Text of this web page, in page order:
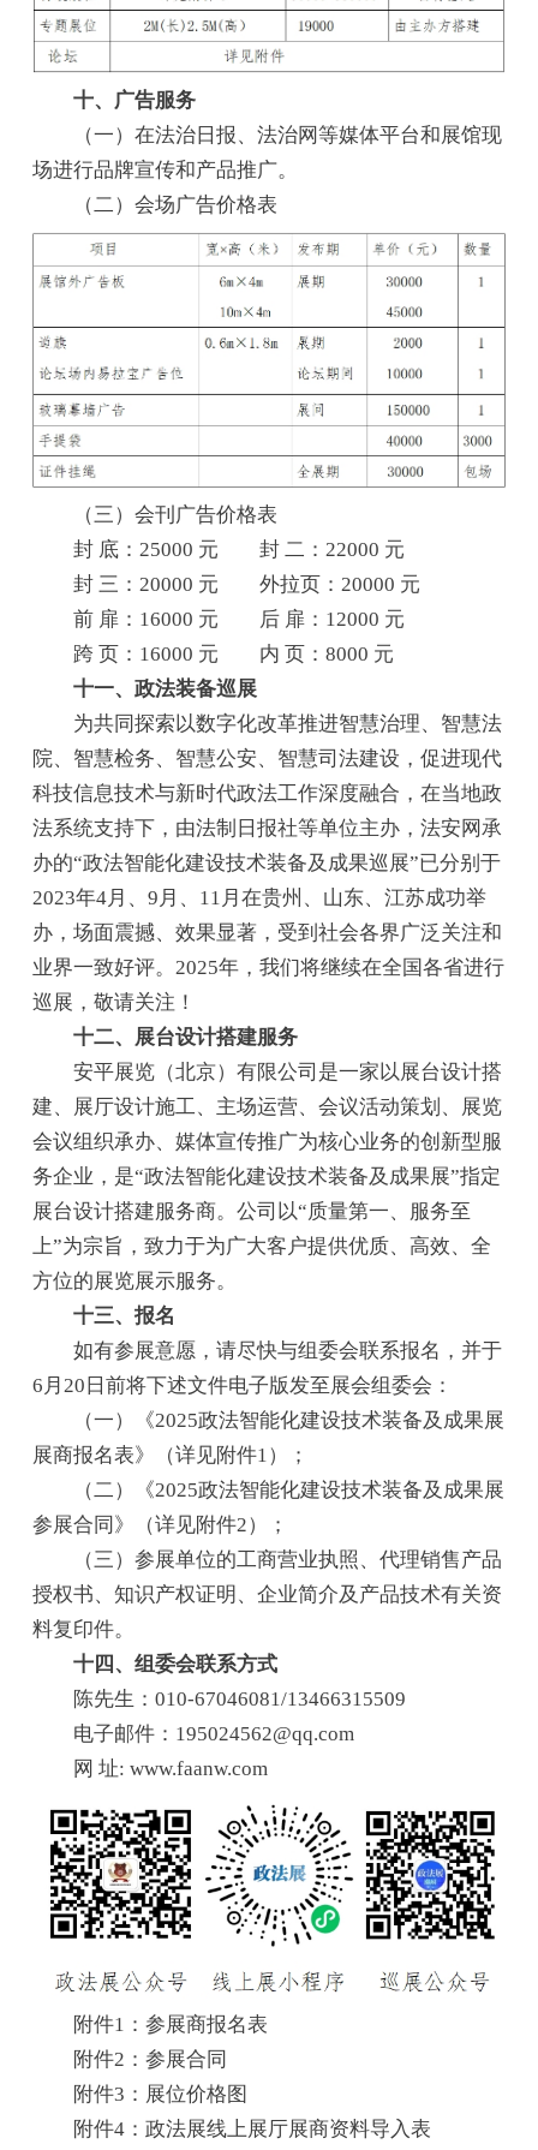
十、广告服务
（一）在法治日报、法治网等媒体平台和展馆现
场进行品牌宣传和产品推广。
（二）会场广告价格表
（三）会刊广告价格表
封 底：25000 元 封 二：22000 元
封 三：20000 元 外拉页：20000 元
前 扉：16000 元 后 扉：12000 元
跨 页：16000 元 内 页：8000 元
十一、政法装备巡展
为共同探索以数字化改革推进智慧治理、智慧法
院、智慧检务、智慧公安、智慧司法建设，促进现代
科技信息技术与新时代政法工作深度融合，在当地政
法系统支持下，由法制日报社等单位主办，法安网承
办的“政法智能化建设技术装备及成果巡展”已分别于
2023年4月、9月、11月在贵州、山东、江苏成功举
办，场面震撼、效果显著，受到社会各界广泛关注和
业界一致好评。2025年，我们将继续在全国各省进行
巡展，敬请关注！
十二、展台设计搭建服务
安平展览（北京）有限公司是一家以展台设计搭
建、展厅设计施工、主场运营、会议活动策划、展览
会议组织承办、媒体宣传推广为核心业务的创新型服
务企业，是“政法智能化建设技术装备及成果展”指定
展台设计搭建服务商。公司以“质量第一、服务至
上”为宗旨，致力于为广大客户提供优质、高效、全
方位的展览展示服务。
十三、报名
如有参展意愿，请尽快与组委会联系报名，并于
6月20日前将下述文件电子版发至展会组委会：
（一）《2025政法智能化建设技术装备及成果展
展商报名表》（详见附件1）；
（二）《2025政法智能化建设技术装备及成果展
参展合同》（详见附件2）；
（三）参展单位的工商营业执照、代理销售产品
授权书、知识产权证明、企业简介及产品技术有关资
料复印件。
十四、组委会联系方式
陈先生：010-67046081/13466315509
电子邮件：195024562@qq.com
网 址: www.faanw.com
附件1：参展商报名表
附件2：参展合同
附件3：展位价格图
附件4：政法展线上展厅展商资料导入表